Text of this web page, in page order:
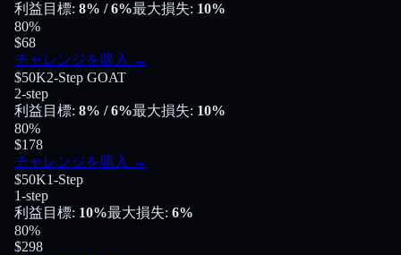
利益目標: 8% / 6%最大損失: 10%
80%
$68
チャレンジを購入 →
$50K2-Step GOAT
2-step
利益目標: 8% / 6%最大損失: 10%
80%
$178
チャレンジを購入 →
$50K1-Step
1-step
利益目標: 10%最大損失: 6%
80%
$298